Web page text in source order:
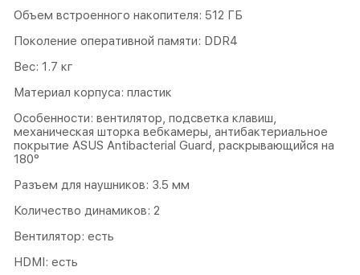
Объем встроенного накопителя: 512 ГБ
Поколение оперативной памяти: DDR4
Вес: 1.7 кг
Материал корпуса: пластик
Особенности: вентилятор, подсветка клавиш,
механическая шторка вебкамеры, антибактериальное
покрытие ASUS Antibacterial Guard, раскрывающийся на
180°
Разъем для наушников: 3.5 мм
Количество динамиков: 2
Вентилятор: есть
HDMI: есть